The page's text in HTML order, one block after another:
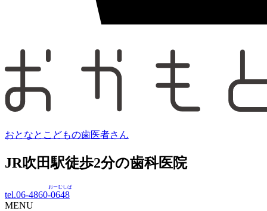
おとなとこどもの歯医者さん
JR吹田駅徒歩2分の歯科医院
tel.06-4860-0648
おーむしば
MENU